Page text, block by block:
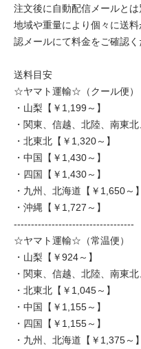
注文後に自動配信メールとは
地域や重量により個々に送
認メールにて料金をご確認
送料目安
☆ヤマト運輸☆（クール便）
・山梨【￥1,199～】
・関東、信越、北陸、南東
・北東北【￥1,320～】
・中国【￥1,430～】
・四国【￥1,430～】
・九州、北海道【￥1,650～】
・沖縄【￥1,727～】
-----------------------------------
☆ヤマト運輸☆（常温便）
・山梨【￥924～】
・関東、信越、北陸、南東
・北東北【￥1,045～】
・中国【￥1,155～】
・四国【￥1,155～】
・九州、北海道【￥1,375～】